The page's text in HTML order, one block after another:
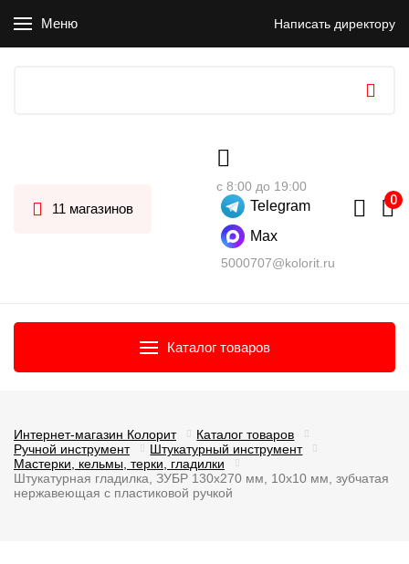
Меню Написать директору
11 магазинов
с 8:00 до 19:00
Telegram
Max
5000707@kolorit.ru
Каталог товаров
Интернет-магазин Колорит
Каталог товаров
Ручной инструмент
Штукатурный инструмент
Мастерки, кельмы, терки, гладилки
Штукатурная гладилка, ЗУБР 130х270 мм, 10х10 мм, зубчатая
нержавеющая с пластиковой ручкой